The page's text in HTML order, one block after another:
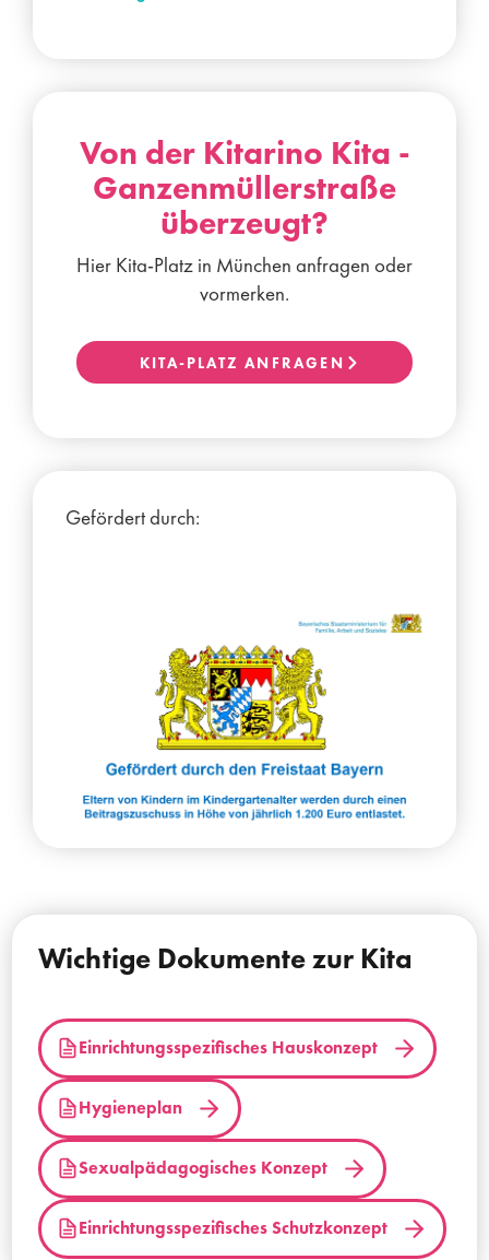
Von der Kitarino Kita -
Ganzenmüllerstraße
überzeugt?
Hier Kita-Platz in München anfragen oder
vormerken.
KITA-PLATZ ANFRAGEN
Gefördert durch:
Wichtige Dokumente zur Kita
Einrichtungsspezifisches Hauskonzept
Hygieneplan
Sexualpädagogisches Konzept
Einrichtungsspezifisches Schutzkonzept